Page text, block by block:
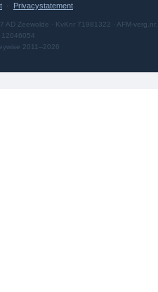
· Privacystatement
AD Zeewolde · KvKnr 71981322 · AFM-verg.nr.
12046054
2011–2026